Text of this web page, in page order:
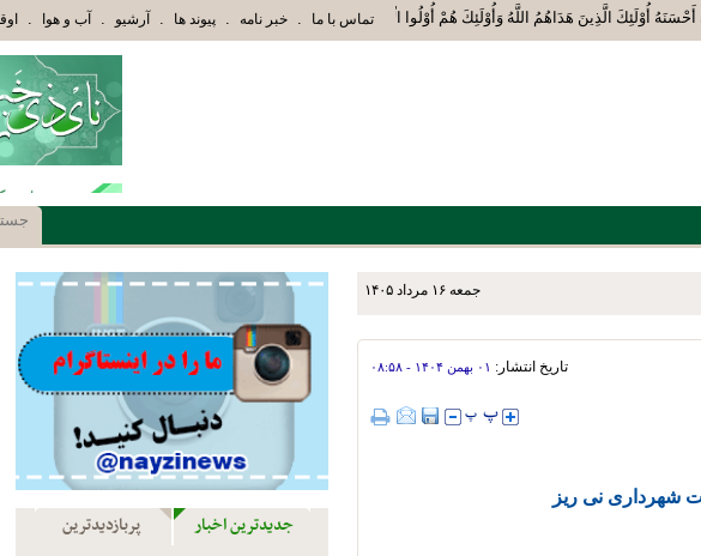
أُوْلَئِكَ الَّذِينَ هَدَاهُمُ اللَّهُ وَأُوْلَئِكَ هُمْ أُوْلُوا الْأَلْبَابِ» عاقلان هدایت یافته،حرفها را میشنوند و سپس بهترین را
تماس با ما . خبر نامه . پیوند ها . آرشیو . آب و هوا .
جمعه ۱۶ مرداد ۱۴۰۵ و پاکسازی پارک‌ها و
تاریخ انتشار: ۰۱ بهمن ۱۴۰۴ - ۰۸:۵۸
شهرداری نی ریز
جدیدترین اخبار پربازدیدترین